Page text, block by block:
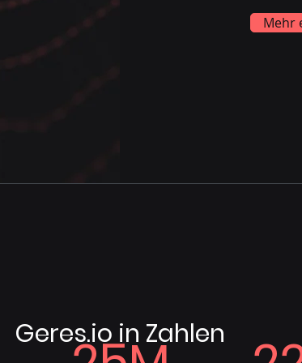
Mehr
Geres.io in Zahlen